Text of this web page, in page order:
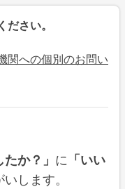
さい。
関への個別のお問い
か？」 に 「いい
します。